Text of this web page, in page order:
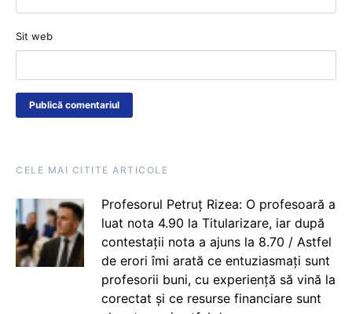
Sit web
CELE MAI CITITE ARTICOLE
Profesorul Petruț Rizea: O profesoară a
luat nota 4.90 la Titularizare, iar după
contestații nota a ajuns la 8.70 / Astfel
de erori îmi arată ce entuziasmați sunt
profesorii buni, cu experiență să vină la
corectat și ce resurse financiare sunt